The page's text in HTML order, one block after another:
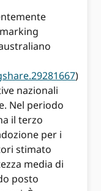
)
nazionali
Nel periodo
il terzo
per i
stimato
media di
posto